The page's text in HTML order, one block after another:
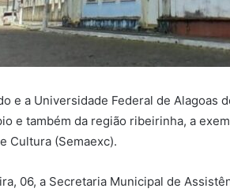
e a Universidade Federal de Alagoas
e também da região ribeirinha, a
Cultura (Semaexc).
06, a Secretaria Municipal de